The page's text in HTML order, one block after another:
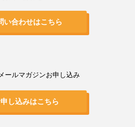
い合わせはこちら
ールマガジンお申し込み
し込みはこちら